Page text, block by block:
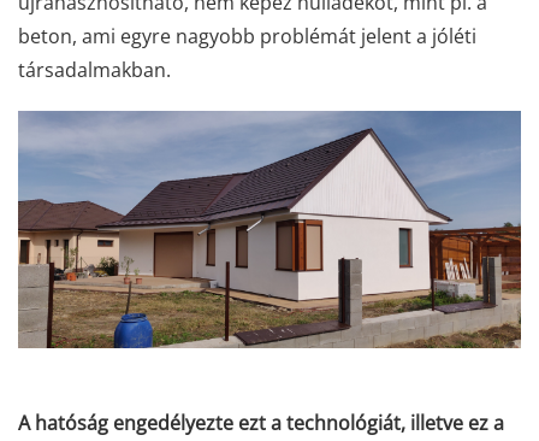
beton, ami egyre nagyobb problémát jelent a jóléti
társadalmakban.
A hatóság engedélyezte ezt a technológiát, illetve ez a